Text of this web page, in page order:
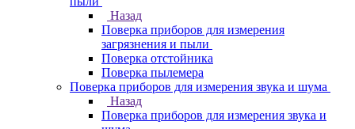
Назад
Поверка приборов для измерения
загрязнения и пыли
Поверка отстойника
Поверка пылемера
Поверка приборов для измерения звука и шума
Назад
Поверка приборов для измерения звука и